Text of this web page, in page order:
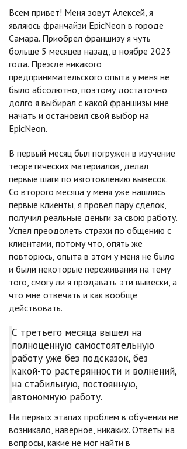
Всем привет! Меня зовут Алексей, я
являюсь франчайзи EpicNeon в городе
Самара. Приобрел франшизу я чуть
больше 5 месяцев назад, в ноябре 2023
года. Прежде никакого
предпринимательского опыта у меня не
было абсолютно, поэтому достаточно
долго я выбирал с какой франшизы мне
начать и остановил свой выбор на
EpicNeon.
В первый месяц был погружен в изучение
теоретических материалов, делал
первые шаги по изготовлению вывесок.
Со второго месяца у меня уже нашлись
первые клиенты, я провел пару сделок,
получил реальные деньги за свою работу.
Успел преодолеть страхи по общению с
клиентами, потому что, опять же
повторюсь, опыта в этом у меня не было
и были некоторые переживания на тему
того, смогу ли я продавать эти вывески, а
что мне отвечать и как вообще
действовать.
С третьего месяца вышел на
полноценную самостоятельную
работу уже без подсказок, без
какой-то растерянности и волнений,
на стабильную, постоянную,
автономную работу.
На первых этапах проблем в обучении не
возникало, наверное, никаких. Ответы на
вопросы, какие не мог найти в